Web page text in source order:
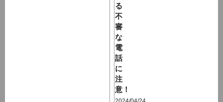
る
不
審
な
電
話
に
注
意！